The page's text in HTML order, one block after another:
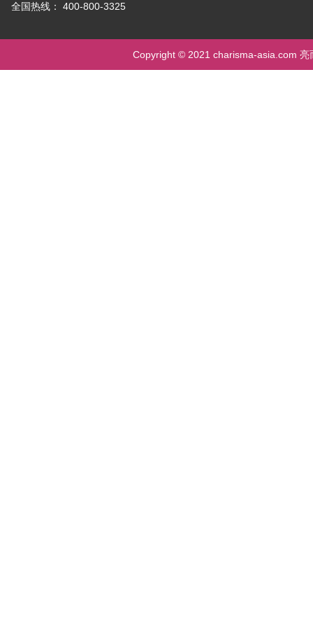
全国热线： 400-800-3325
Copyright © 2021 charisma-asia.com 亮